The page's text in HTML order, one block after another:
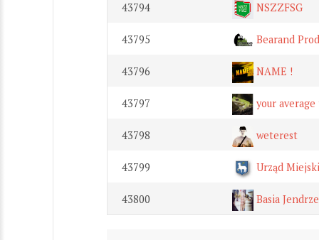
43794 NSZZFSG
43795 Bearand
43796 NAME !
43797 your
43798 weterest
43799 Urząd
43800 Basia